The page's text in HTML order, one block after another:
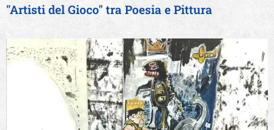
"Artisti del Gioco" tra Poesia e Pittura